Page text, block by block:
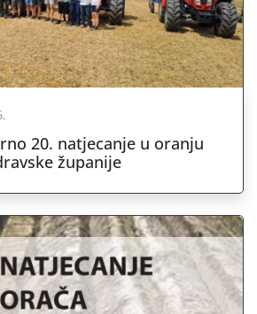
20. natjecanje u oranju
županije